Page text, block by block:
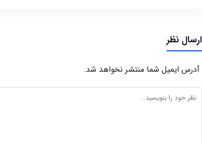
ارسال نظر
آدرس ایمیل شما منتشر نخواهد شد.